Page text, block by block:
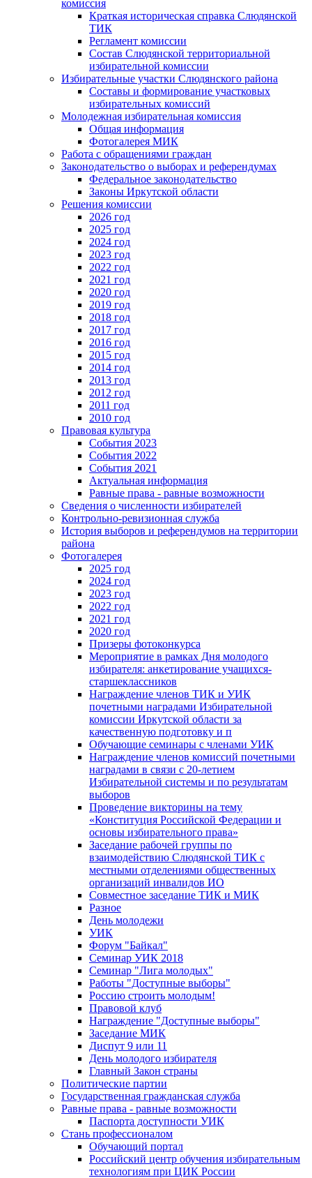
комиссия
Краткая историческая справка Слюдянской
ТИК
Регламент комиссии
Состав Слюдянской территориальной
избирательной комиссии
Избирательные участки Слюдянского района
Составы и формирование участковых
избирательных комиссий
Молодежная избирательная комиссия
Общая информация
Фотогалерея МИК
Работа с обращениями граждан
Законодательство о выборах и референдумах
Федеральное законодательство
Законы Иркутской области
Решения комиссии
2026 год
2025 год
2024 год
2023 год
2022 год
2021 год
2020 год
2019 год
2018 год
2017 год
2016 год
2015 год
2014 год
2013 год
2012 год
2011 год
2010 год
Правовая культура
События 2023
События 2022
События 2021
Актуальная информация
Равные права - равные возможности
Сведения о численности избирателей
Контрольно-ревизионная служба
История выборов и референдумов на территории
района
Фотогалерея
2025 год
2024 год
2023 год
2022 год
2021 год
2020 год
Призеры фотоконкурса
Мероприятие в рамках Дня молодого
избирателя: анкетирование учащихся-
старшеклассников
Награждение членов ТИК и УИК
почетными наградами Избирательной
комиссии Иркутской области за
качественную подготовку и п
Обучающие семинары с членами УИК
Награждение членов комиссий почетными
наградами в связи с 20-летием
Избирательной системы и по результатам
выборов
Проведение викторины на тему
«Конституция Российской Федерации и
основы избирательного права»
Заседание рабочей группы по
взаимодействию Слюдянской ТИК с
местными отделениями общественных
организаций инвалидов ИО
Совместное заседание ТИК и МИК
Разное
День молодежи
УИК
Форум "Байкал"
Семинар УИК 2018
Семинар "Лига молодых"
Работы "Доступные выборы"
Россию строить молодым!
Правовой клуб
Награждение "Доступные выборы"
Заседание МИК
Диспут 9 или 11
День молодого избирателя
Главный Закон страны
Политические партии
Государственная гражданская служба
Равные права - равные возможности
Паспорта доступности УИК
Стань профессионалом
Обучающий портал
Российский центр обучения избирательным
технологиям при ЦИК России